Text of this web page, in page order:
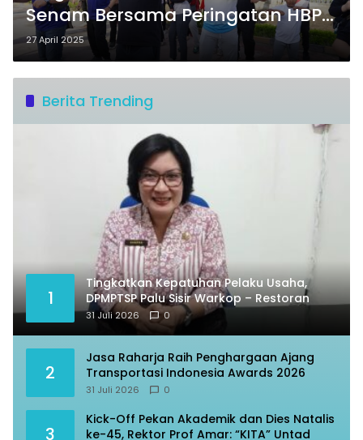
Senam Bersama Peringatan HBP
ke-61
27 April 2025
Berita Trending
1
Tingkatkan Kepatuhan Pelaku Usaha,
DPMPTSP Palu Sisir Warkop – Restoran
31 Juli 2026 0
2
Jasa Raharja Raih Penghargaan Ajang
Transportasi Indonesia Awards 2026
31 Juli 2026 0
3
Kick-Off Pekan Akademik dan Dies Natalis
ke-45, Rektor Prof Amar: “KITA” Untad